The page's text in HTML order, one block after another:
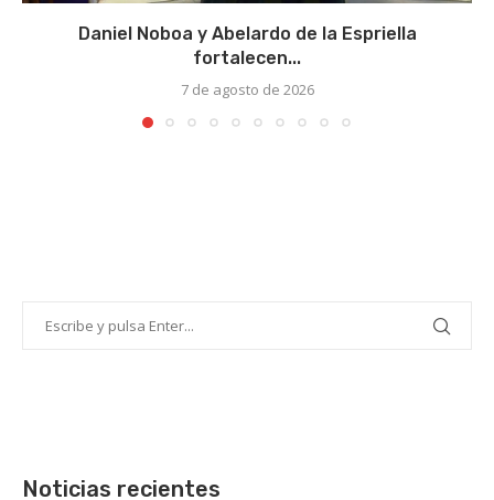
Daniel Noboa y Abelardo de la Espriella
fortalecen...
7 de agosto de 2026
Noticias recientes